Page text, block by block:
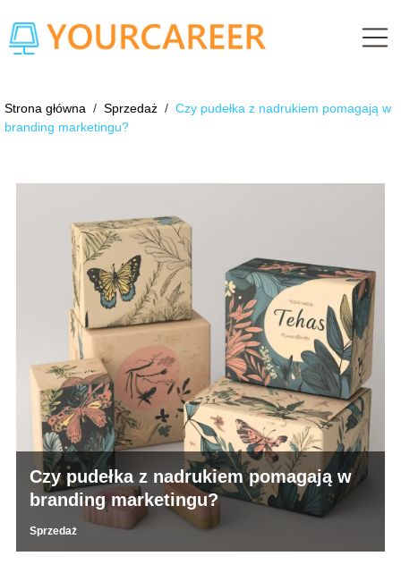
Strona główna / Sprzedaż / Czy pudełka z nadrukiem pomagają w
branding marketingu?
Czy pudełka z nadrukiem pomagają w
branding marketingu?
Sprzedaż